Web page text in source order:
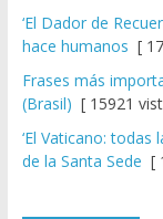
‘El Dador de
hace humanos [
Frases más
(Brasil) [ 15921
‘El Vaticano: todas
de la Santa Sede [